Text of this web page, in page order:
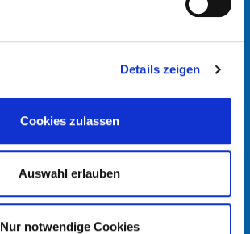
Details zeigen
Cookies zulassen
Auswahl erlauben
Nur notwendige Cookies